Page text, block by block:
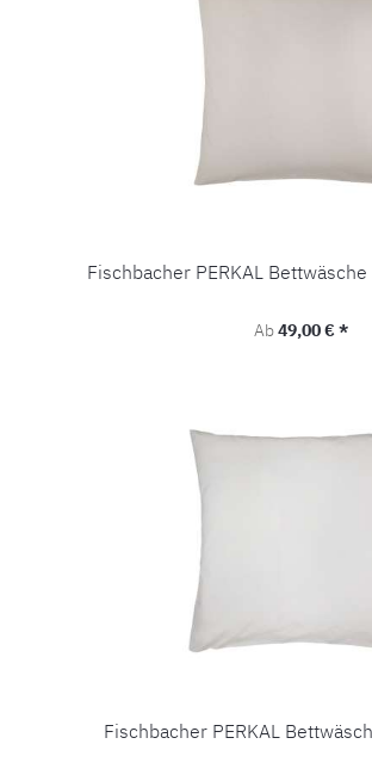
Fischbacher PERKAL
Regulärer Preis:
Ab49,00 € *
Fischbacher PERKAL